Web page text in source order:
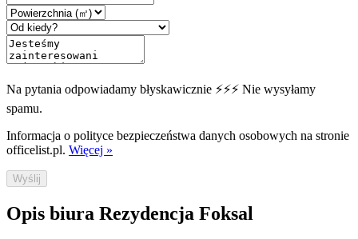
Na pytania odpowiadamy błyskawicznie ⚡⚡⚡ Nie wysyłamy
spamu.
Informacja o polityce bezpieczeństwa danych osobowych na stronie
officelist.pl. Więcej »
Wyślij
Opis biura Rezydencja Foksal